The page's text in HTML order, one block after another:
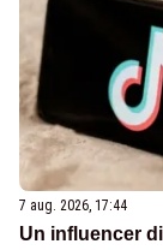
7 aug. 2026, 17:44
Un influencer